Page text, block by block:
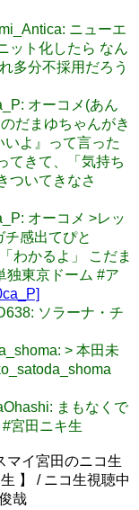
ニューエ
ット化したら なん
多分不採用だろう
オーコメ(あん
だまゆちゃんがき
よ』って言った
きて、「気持ち
ついてきなさ
オーコメ >レッ
感出てぴと
わかるよ」 こだま
独東京ドーム #ア
ソラーナ・チ
> 本田未
まもなくで
宮田ニキ生
マイ宮田のニコ生
】 / ニコ生視聴中
哉